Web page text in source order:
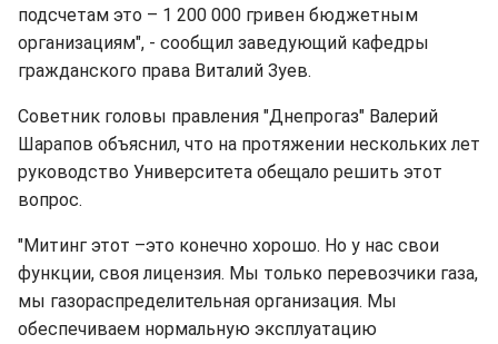
подсчетам это – 1 200 000 гривен бюджетным
организациям", - сообщил заведующий кафедры
гражданского права Виталий Зуев.
Советник головы правления "Днепрогаз" Валерий
Шарапов объяснил, что на протяжении нескольких лет
руководство Университета обещало решить этот
вопрос.
"Митинг этот –это конечно хорошо. Но у нас свои
функции, своя лицензия. Мы только перевозчики газа,
мы газораспределительная организация. Мы
обеспечиваем нормальную эксплуатацию